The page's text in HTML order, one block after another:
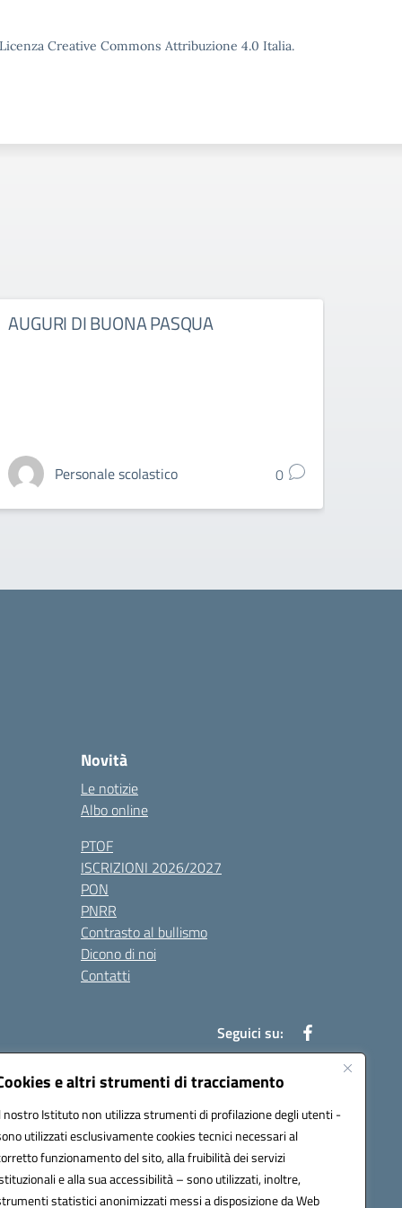
e altri strumenti di tracciamento
nostro Istituto non utilizza strumenti di profilazione degli utenti -
utilizzati esclusivamente cookies tecnici necessari al
funzionamento del sito, alla fruibilità dei servizi
e alla sua accessibilità – sono utilizzati, inoltre,
statistici anonimizzati messi a disposizione da Web
Creative Commons Attribuzione 4.0 Italia.
AUGURI DI BUONA PASQUA
Personale scolastico 0
Novità
Le notizie
Albo online
PTOF
ISCRIZIONI 2026/2027
PON
PNRR
Contrasto al bullismo
Dicono di noi
Contatti
Seguici su: